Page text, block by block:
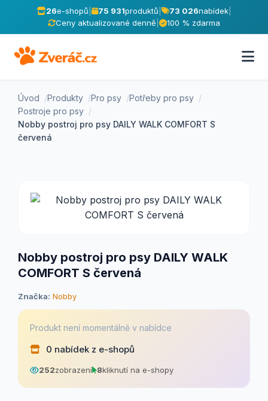
26e-shopů 75 931produktů 73 026nabídek|
Ceny aktualizované denně
100 % zdarma
Úvod Produkty Pro psy
Potřeby pro psy
Postroje pro psy
Nobby postroj pro psy DAILY WALK COMFORT S
červená
Nobby postroj pro psy DAILY WALK
COMFORT S červená
Značka: Nobby
Produkt není momentálně v nabídce
0 nabídek z e-shopů
252zobrazení 8kliknutí na e-shopy